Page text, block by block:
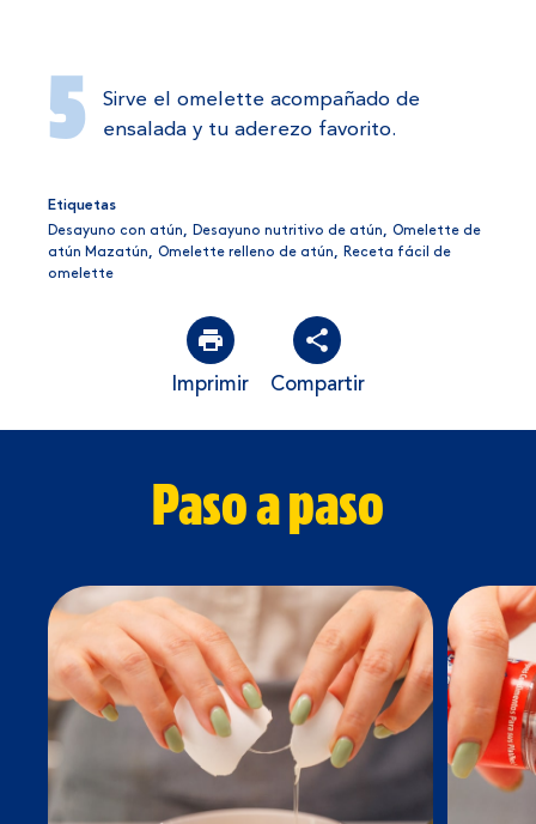
Sirve el omelette acompañado de
ensalada y tu aderezo favorito.
Etiquetas
Desayuno con atún,Desayuno nutritivo de atún,Omelette de
atún Mazatún,Omelette relleno de atún,Receta fácil de
omelette
Imprimir Compartir
Paso a paso